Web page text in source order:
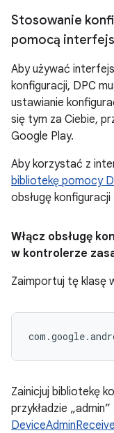
Stosowanie
pomocą
Aby używać
konfiguracji, DPC
ustawianie
się tym za Ciebie,
Google Play.
Aby korzystać z
bibliotekę pomocy
obsługę
Włącz obsługę
w kontrolerze
Zaimportuj tę klasę
Zainicjuj bibliotekę
przykładzie